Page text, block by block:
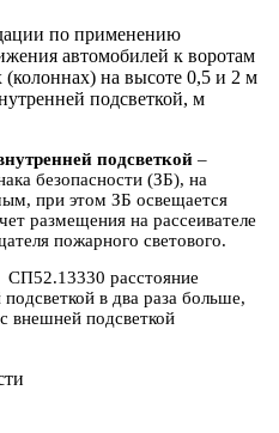
по применению
автомобилей к воротам
(колоннах) на высоте 0,5 и 2 м
подсветкой, м
подсветкой –
безопасности (ЗБ), на
при этом ЗБ освещается
размещения на рассеивателе
пожарного светового.
СП52.13330 расстояние
в два раза больше,
внешней подсветкой